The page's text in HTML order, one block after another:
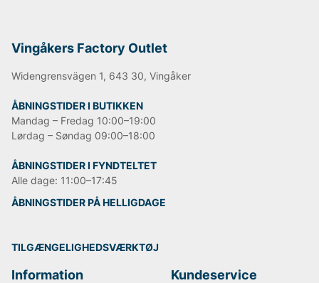
Vingåkers Factory Outlet
Widengrensvägen 1, 643 30, Vingåker
ÅBNINGSTIDER I BUTIKKEN
Mandag – Fredag 10:00–19:00
Lørdag – Søndag 09:00–18:00
ÅBNINGSTIDER I FYNDTELTET
Alle dage: 11:00–17:45
ÅBNINGSTIDER PÅ HELLIGDAGE
TILGÆNGELIGHEDSVÆRKTØJ
Information Kundeservice